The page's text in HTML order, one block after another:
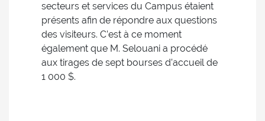
secteurs et services du Campus étaient
présents afin de répondre aux questions
des visiteurs. C’est à ce moment
également que M. Selouani a procédé
aux tirages de sept bourses d’accueil de
1 000 $.